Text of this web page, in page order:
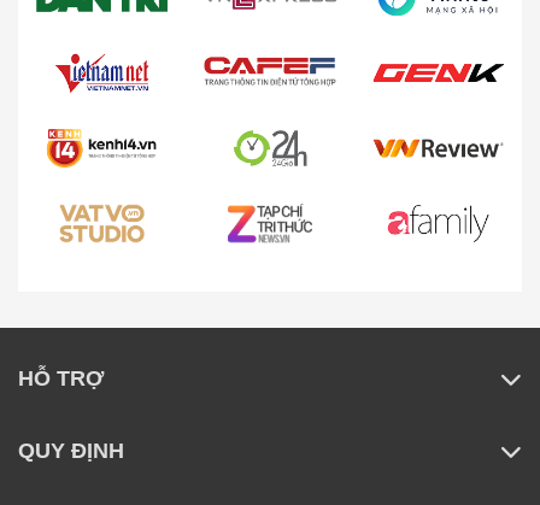
HỖ TRỢ
QUY ĐỊNH